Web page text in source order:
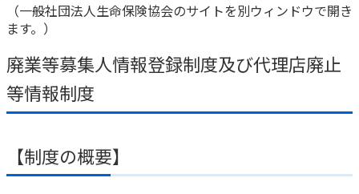
（一般社団法人生命保険協会のサイトを別ウィンドウで開き
ます。）
廃業等募集人情報登録制度及び代理店廃止
等情報制度
【制度の概要】